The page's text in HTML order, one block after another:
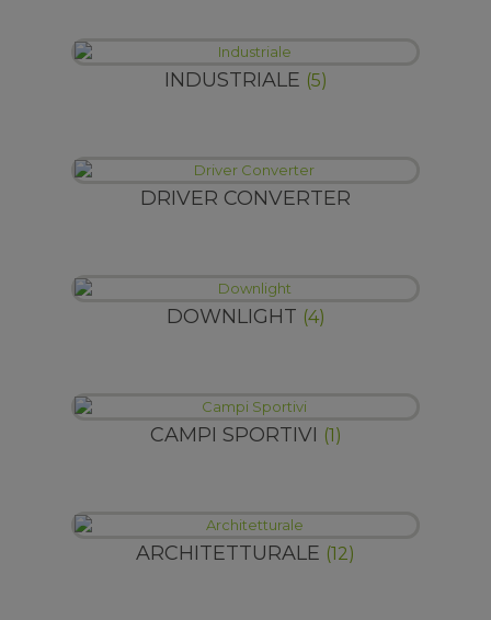
INDUSTRIALE (5)
DRIVER CONVERTER
DOWNLIGHT (4)
CAMPI SPORTIVI (1)
ARCHITETTURALE (12)